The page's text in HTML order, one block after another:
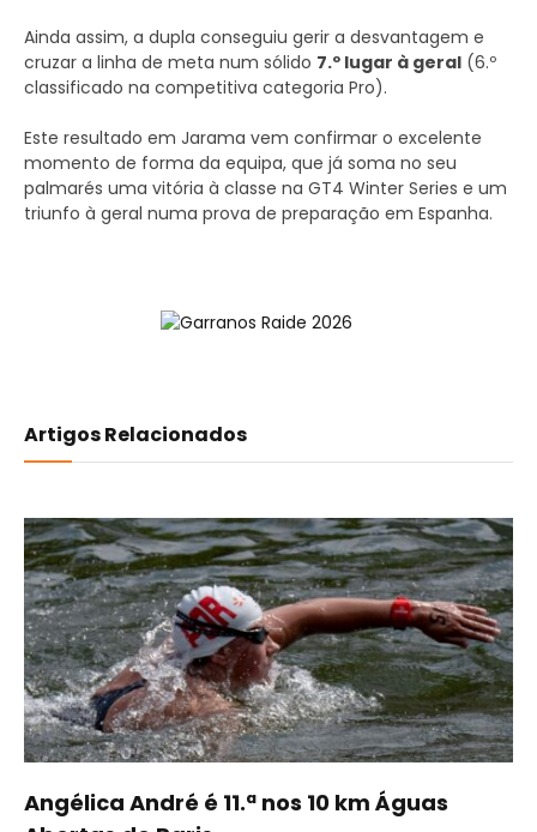
Ainda assim, a dupla conseguiu gerir a desvantagem e
cruzar a linha de meta num sólido 7.º lugar à geral (6.º
classificado na competitiva categoria Pro).
Este resultado em Jarama vem confirmar o excelente
momento de forma da equipa, que já soma no seu
palmarés uma vitória à classe na GT4 Winter Series e um
triunfo à geral numa prova de preparação em Espanha.
Artigos Relacionados
Angélica André é 11.ª nos 10 km Águas